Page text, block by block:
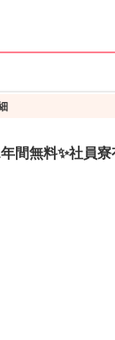
間無料✨社員